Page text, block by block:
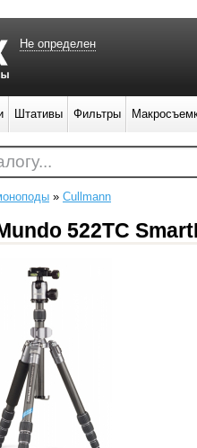
» Cullmann
522TC
Не определен
Штативы Фильтры